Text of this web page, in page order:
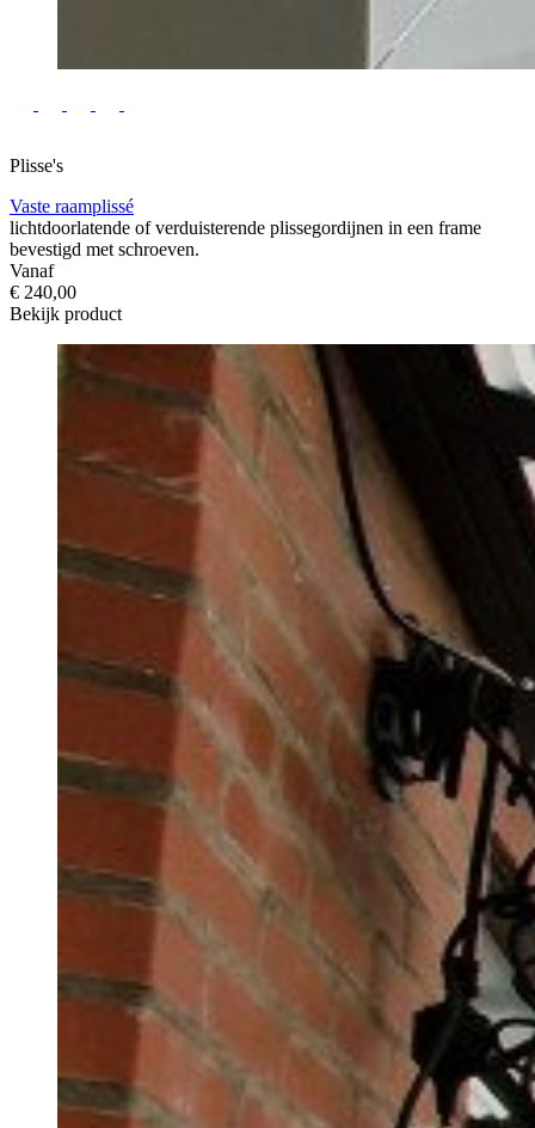
Plisse's
Vaste raamplissé
lichtdoorlatende of verduisterende plissegordijnen in een frame
bevestigd met schroeven.
Vanaf
€ 240,00
Bekijk product